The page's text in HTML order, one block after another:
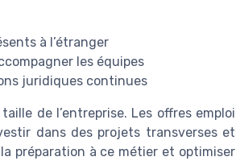
à l’étranger
les équipes
juridiques continues
de l’entreprise. Les offres emploi
dans des projets transverses et
préparation à ce métier et optimiser